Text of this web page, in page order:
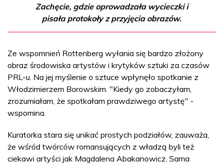
Zachęcie, gdzie oprowadzała wycieczki i
pisała protokoły z przyjęcia obrazów.
Ze wspomnień Rottenberg wyłania się bardzo złożony
obraz środowiska artystów i krytyków sztuki za czasów
PRL-u. Na jej myślenie o sztuce wpłynęło spotkanie z
Włodzimierzem Borowskim. "Kiedy go zobaczyłam,
zrozumiałam, że spotkałam prawdziwego artystę" -
wspomina.
Kuratorka stara się unikać prostych podziałów, zauważa,
że wśród twórców romansujących z władzą byli też
ciekawi artyści jak Magdalena Abakanowicz. Sama